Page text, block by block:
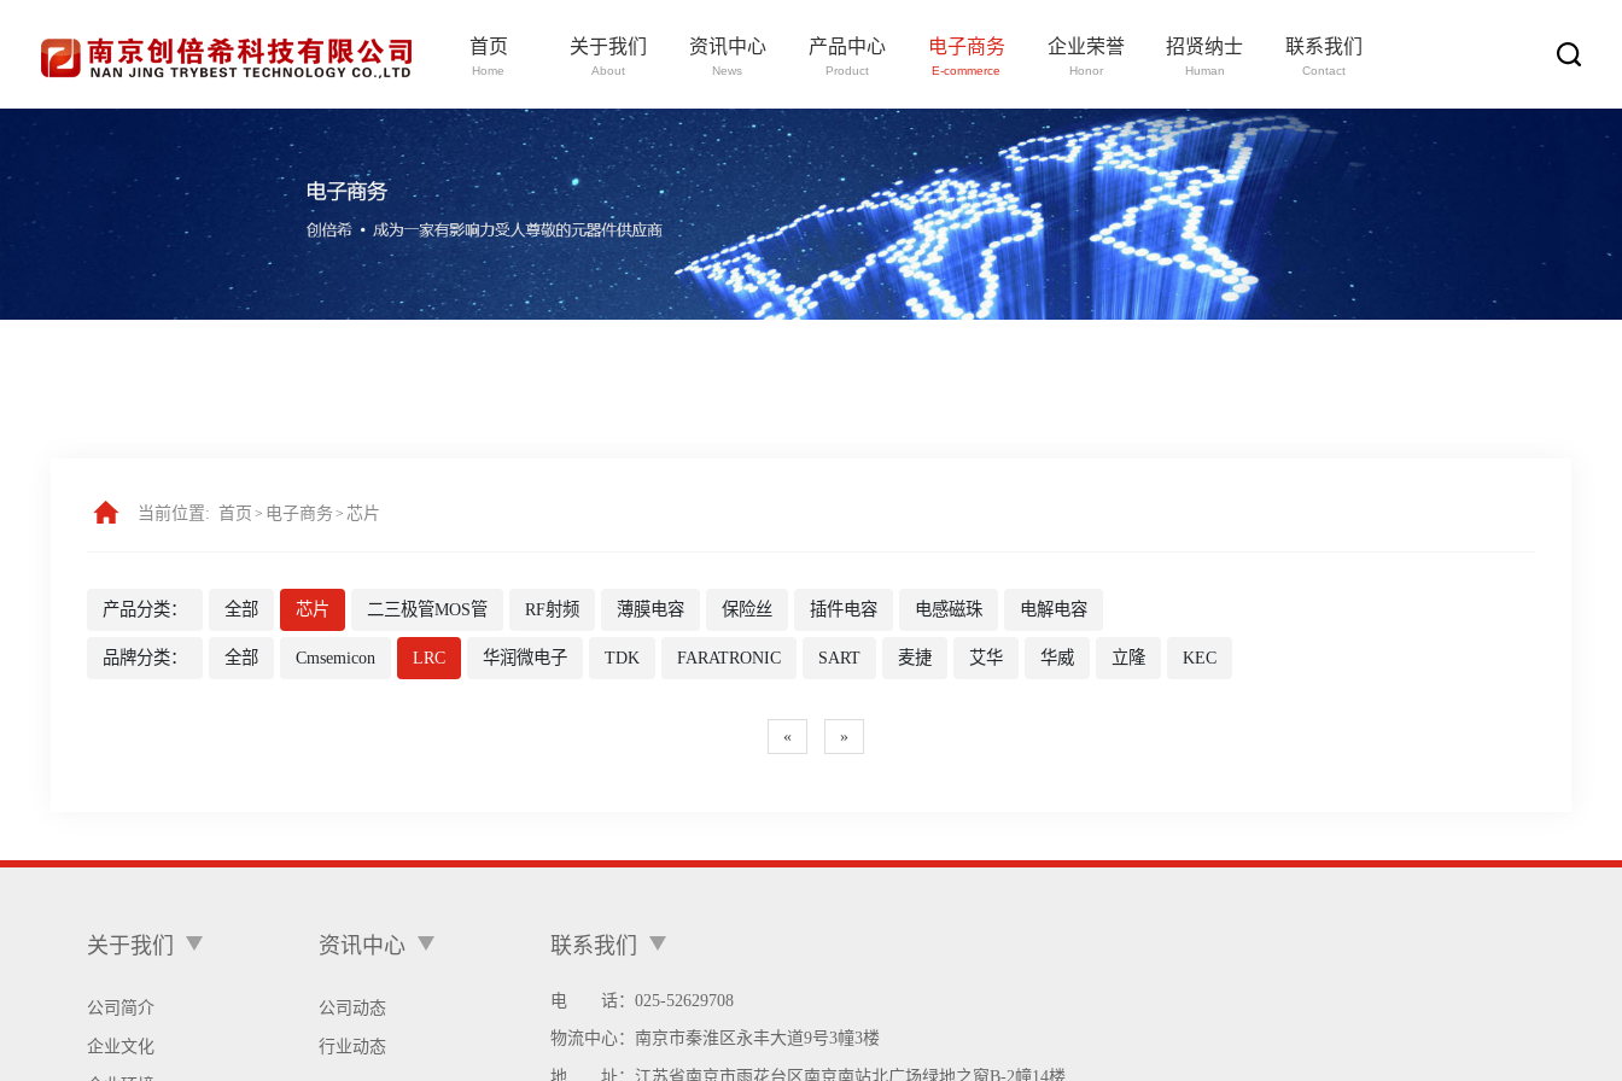
首页
Home
关于我们
About
资讯中心
News
产品中心
Product
电子商务
E-commerce
企业荣誉
Honor
招贤纳士
Human
联系我们
Contact
当前位置: 首页 > 电子商务 > 芯片
产品分类： 全部 芯片 二三极管MOS管 RF射频 薄膜电容 保险丝 插件电容 电感磁珠 电解电容
品牌分类： 全部 Cmsemicon LRC 华润微电子 TDK FARATRONIC SART 麦捷 艾华 华威 立隆 KEC
« »
关于我们
公司简介
企业文化
资讯中心
公司动态
行业动态
联系我们
电 话：025-52629708
物流中心： 南京市秦淮区永丰大道9号3幢3楼
地 址： 江苏省南京市雨花台区南京南站北广场绿地之窗B-2幢14楼